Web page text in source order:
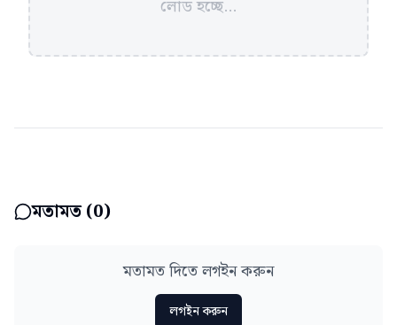
লোড হচ্ছে...
মতামত (0)
মতামত দিতে লগইন করুন
লগইন করুন